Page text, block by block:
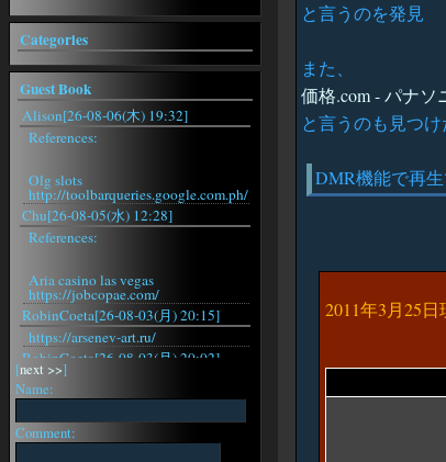
と言うのを発見
また、
価格.com - パナ
と言うのも見つ
DMR機能で再
2011年3月25日
Categories
Guest Book
Alison[26-08-06(木) 19:32]
References:
Olg slots
http://toolbarqueries.google.com.ph/
Chu[26-08-05(水) 12:28]
References:
Aria casino las vegas
https://jobcopae.com/
RobinCoeta[26-08-03(月) 20:15]
https://arsenev-art.ru/
RobinCoeta[26-08-03(月) 20:02]
https://arsenev-art.ru/
RobinCoeta[26-08-03(月) 19:29]
https://arsenev-art.ru/
RobinCoeta[26-08-03(月) 18:31]
[next >>]
Name:
Comment: